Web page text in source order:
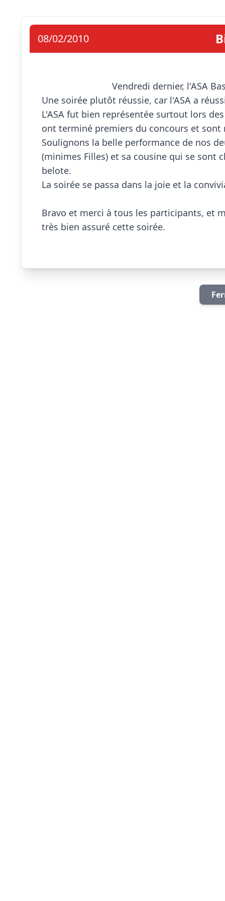
08/02/2010
Une soirée plutôt réussie, car l'ASA a
L'ASA fut bien représentée surtout lors
ont terminé premiers du concours et
Soulignons la belle performance de nos
(minimes Filles) et sa cousine qui se sont
belote.
La soirée se passa dans la joie et la
Bravo et merci à tous les participants, et
très bien assuré cette soirée.